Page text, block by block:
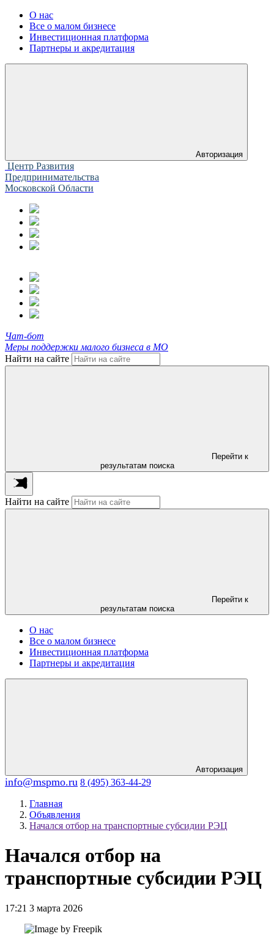
О нас
Все о малом бизнесе
Инвестиционная платформа
Партнеры и акредитация
Авторизация
Центр Развития
Предпринимательства
Московской Области
Чат-бот
Меры поддержки малого бизнеса в МО
Найти на сайте
Перейти к
результатам поиска
Найти на сайте
Перейти к
результатам поиска
О нас
Все о малом бизнесе
Инвестиционная платформа
Партнеры и акредитация
Авторизация
info@mspmo.ru 8 (495) 363-44-29
Главная
Объявления
Начался отбор на транспортные субсидии РЭЦ
Начался отбор на
транспортные субсидии РЭЦ
17:21 3 марта 2026